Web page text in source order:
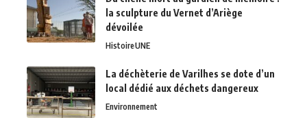
la sculpture du Vernet d’Ariège
dévoilée
HistoireUNE
La déchèterie de Varilhes se dote d’un
local dédié aux déchets dangereux
Environnement